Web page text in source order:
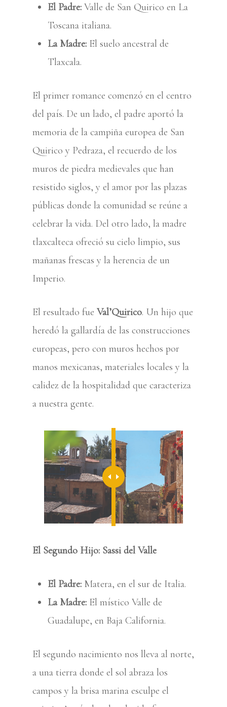
El Padre: Valle de San Quirico en La
Toscana italiana.
La Madre: El suelo ancestral de
Tlaxcala.
El primer romance comenzó en el centro
del país. De un lado, el padre aportó la
memoria de la campiña europea de San
Quirico y Pedraza, el recuerdo de los
muros de piedra medievales que han
resistido siglos, y el amor por las plazas
públicas donde la comunidad se reúne a
celebrar la vida. Del otro lado, la madre
tlaxcalteca ofreció su cielo limpio, sus
mañanas frescas y la herencia de un
Imperio.
El resultado fueVal’Quirico. Un hijo que
heredó la gallardía de las construcciones
europeas, pero con muros hechos por
manos mexicanas, materiales locales y la
calidez de la hospitalidad que caracteriza
a nuestra gente.
El Segundo Hijo: Sassi del Valle
El Padre: Matera, en el sur de Italia.
La Madre: El místico Valle de
Guadalupe, en Baja California.
El segundo nacimiento nos lleva al norte,
a una tierra donde el sol abraza los
campos y la brisa marina esculpe el